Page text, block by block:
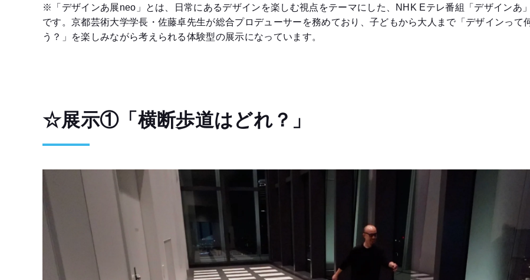
※「デザインあ展neo」とは、日常にあるデザインを楽しむ視点をテーマにした、NHK Eテレ番組「デザインあ
です。京都芸術大学学長・佐藤卓先生が総合プロデューサーを務めており、子どもから大人まで「デザインって
う？」を楽しみながら考えられる体験型の展示になっています。
☆展示①「横断歩道はどれ？」